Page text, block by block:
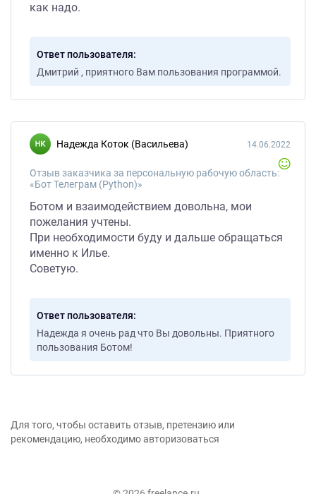
как надо.
Ответ пользователя
Дмитрий , приятного Вам пользования программой.
Надежда Коток (Васильева)
Отзыв заказчика за персональную рабочую область:
«Бот Телеграм (Python)»
14.06.2022
Ботом и взаимодействием довольна, мои
пожелания учтены.
При необходимости буду и дальше обращаться
именно к Илье.
Советую.
Ответ пользователя
Надежда я очень рад что Вы довольны. Приятного
пользования Ботом!
Для того, чтобы оставить отзыв, претензию или
рекомендацию, необходимо авторизоваться